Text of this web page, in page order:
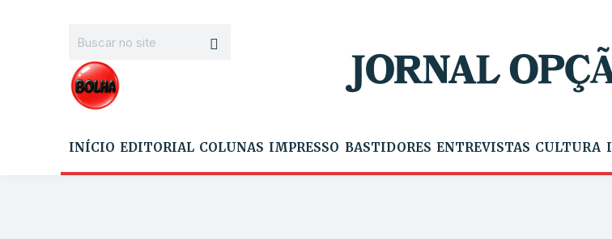
INÍCIO EDITORIAL COLUNAS IMPRESSO BASTIDORES ENTREVISTAS CULTURA